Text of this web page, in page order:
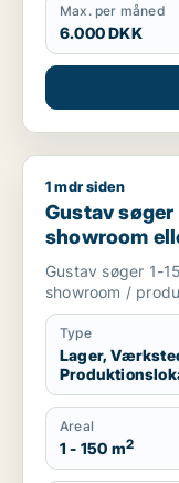
Max. per måned
6.000 DKK
Gustav søger
1 mdr siden
Gustav
showroom
i København
Gustav søger 1-
showroom /
Type
Lager,
Areal
1 - 150 m2